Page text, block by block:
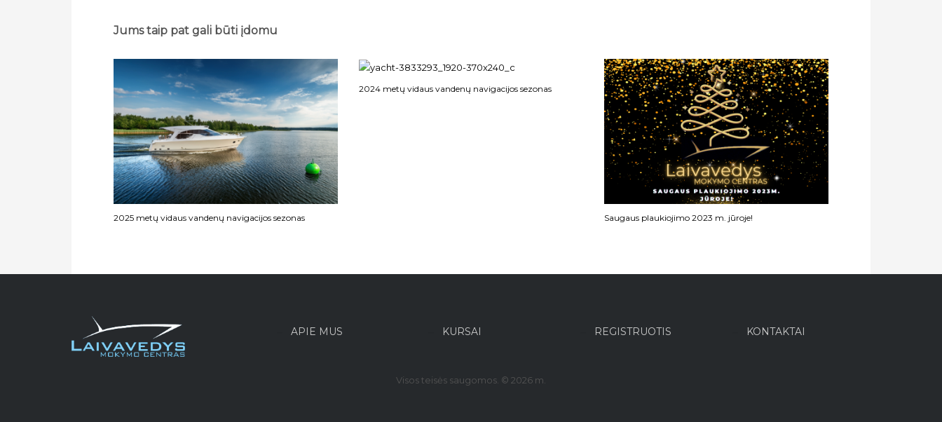
Jums taip pat gali būti įdomu
2025 metų vidaus vandenų navigacijos sezonas
2024 metų vidaus vandenų navigacijos sezonas
Saugaus plaukiojimo 2023 m. jūroje!
APIE MUS KURSAI REGISTRUOTIS KONTAKTAI
Visos teisės saugomos. © 2026 m.